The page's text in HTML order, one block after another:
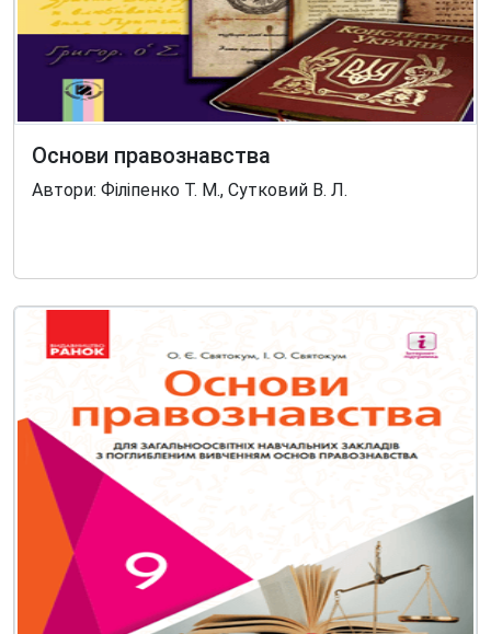
Основи правознавства
Автори: Філіпенко Т. М., Сутковий В. Л.